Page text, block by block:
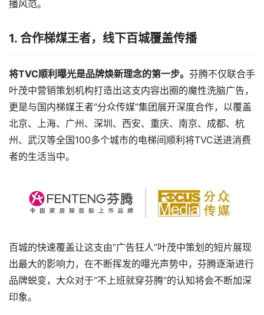
播风范。
1. 合作梯煤王者，线下百城覆盖传播
将TVC顺利曝光是品牌焕新理念的第一步。 芬腾不仅联合手
叶茂中营销策划机构打造出这支内容出圈的魔性洗脑广告，
更是与国内梯媒王者“分众传媒”集团展开深度合作，以覆盖
北京、上海、广州、深圳、西安、重庆、南京、成都、杭
州、武汉等全国100多个城市的电梯间顺利将TVC送进消费
者的生活当中。
百城的快速覆盖让这支由“广告狂人”叶茂中策划的短片展现
出最大的影响力，在不断挥发的曝光声势中，芬腾逐渐进行
品牌蜕变，大众对于“不上班就穿芬腾”的认知将会不断加深
印象。